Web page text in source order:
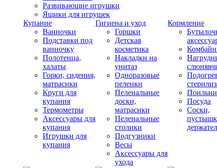
Развивающие игрушки
Ящики для игрушек
Купание
Ванночки
Подставки под
ванночку
Полотенца,
халаты
Горки, сидения,
матрасики
Круги для
купания
Термометры
Аксессуары для
купания
Игрушки для
купания
Гигиена и уход
Горшки
Детская
косметика
Накладки на
унитаз
Одноразовые
пеленки
Пеленальные
доски,
матрасики
Пеленальные
столики
Подгузники
Весы
Аксессуары для
ухода
Кормление
Посуда
Соски,